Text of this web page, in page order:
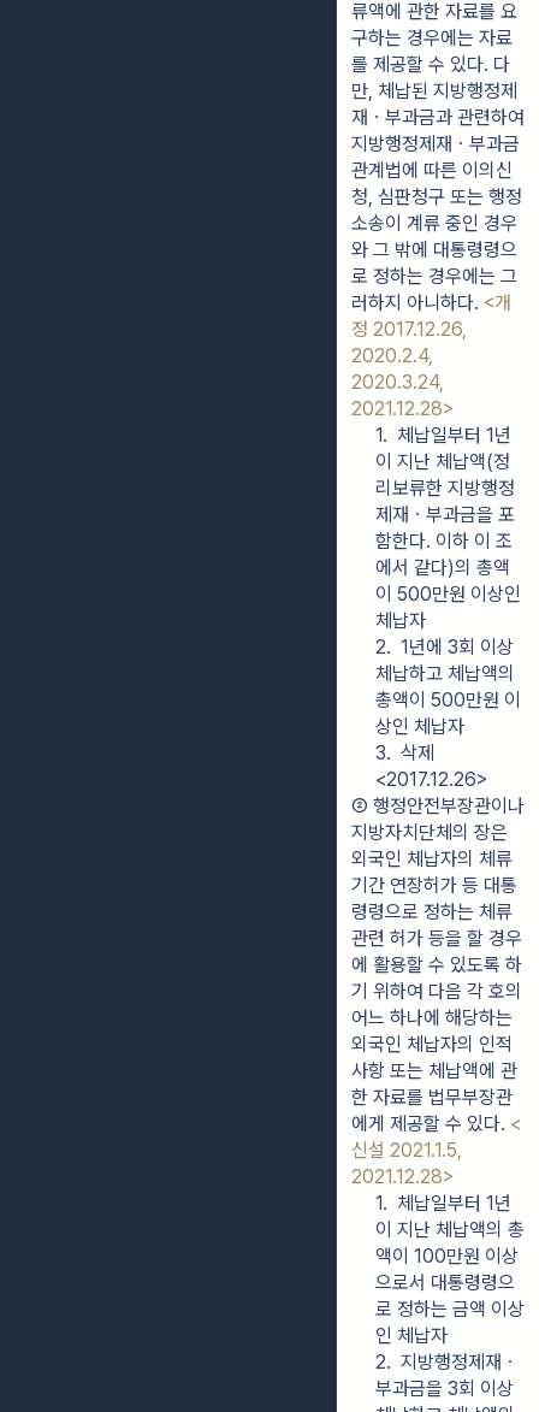
류액에 관한 자료를 요
구하는 경우에는 자료
를 제공할 수 있다. 다
만, 체납된 지방행정제
재ㆍ부과금과 관련하여
지방행정제재ㆍ부과금
관계법에 따른 이의신
청, 심판청구 또는 행정
소송이 계류 중인 경우
와 그 밖에 대통령령으
로 정하는 경우에는 그
러하지 아니하다. <개
정 2017.12.26,
2020.2.4,
2020.3.24,
2021.12.28>
1.  체납일부터 1년
이 지난 체납액(정
리보류한 지방행정
제재ㆍ부과금을 포
함한다. 이하 이 조
에서 같다)의 총액
이 500만원 이상인
체납자
2.  1년에 3회 이상
체납하고 체납액의
총액이 500만원 이
상인 체납자
3.  삭제
<2017.12.26>
② 행정안전부장관이나
지방자치단체의 장은
외국인 체납자의 체류
기간 연장허가 등 대통
령령으로 정하는 체류
관련 허가 등을 할 경우
에 활용할 수 있도록 하
기 위하여 다음 각 호의
어느 하나에 해당하는
외국인 체납자의 인적
사항 또는 체납액에 관
한 자료를 법무부장관
에게 제공할 수 있다. <
신설 2021.1.5,
2021.12.28>
1.  체납일부터 1년
이 지난 체납액의 총
액이 100만원 이상
으로서 대통령령으
로 정하는 금액 이상
인 체납자
2.  지방행정제재ㆍ
부과금을 3회 이상